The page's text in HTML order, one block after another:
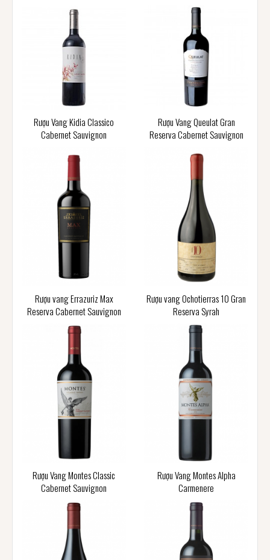
Rượu Vang Kidia Classico
Cabernet Sauvignon
Rượu Vang Queulat Gran
Reserva Cabernet Sauvignon
Rượu vang Errazuriz Max
Reserva Cabernet Sauvignon
Rượu vang Ochotierras 10 Gran
Reserva Syrah
Rượu Vang Montes Classic
Cabernet Sauvignon
Rượu Vang Montes Alpha
Carmenere